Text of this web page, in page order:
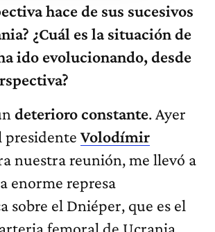
hace de sus sucesivos
¿Cuál es la situación de
ido evolucionando, desde
deterioro constante. Ayer
presidente Volodímir
nuestra reunión, me llevó a
enorme represa
sobre el Dniéper, que es el
femoral de Ucrania,